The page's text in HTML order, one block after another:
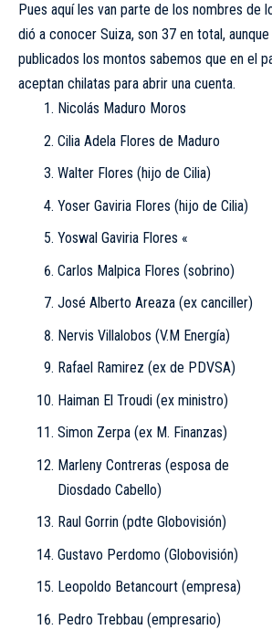
Pues aquí les van parte de los nombres de
dió a conocer Suiza, son 37 en total,
publicados los montos sabemos que en el
aceptan chilatas para abrir una cuenta.
Nicolás Maduro Moros
Cilia Adela Flores de Maduro
Walter Flores (hijo de Cilia)
Yoser Gaviria Flores (hijo de Cilia)
Yoswal Gaviria Flores «
Carlos Malpica Flores (sobrino)
José Alberto Areaza (ex canciller)
Nervis Villalobos (V.M Energía)
Rafael Ramirez (ex de PDVSA)
Haiman El Troudi (ex ministro)
Simon Zerpa (ex M. Finanzas)
Marleny Contreras (esposa de
Diosdado Cabello)
Raul Gorrin (pdte Globovisión)
Gustavo Perdomo (Globovisión)
Leopoldo Betancourt (empresa)
Pedro Trebbau (empresario)